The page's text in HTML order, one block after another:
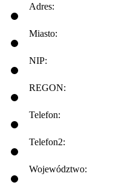
Adres:
Miasto:
NIP:
REGON:
Telefon:
Telefon2:
Województwo: